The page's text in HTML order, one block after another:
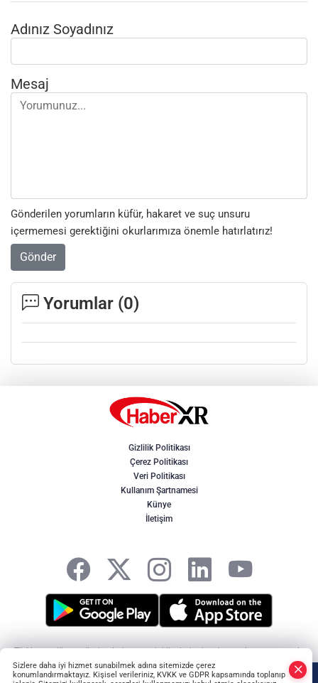
Adınız Soyadınız
Mesaj
Gönderilen yorumların küfür, hakaret ve suç unsuru
içermemesi gerektiğini okurlarımıza önemle hatırlatırız!
Gönder
Yorumlar (0)
Gizlilik Politikası
Çerez Politikası
Veri Politikası
Kullanım Şartnamesi
Künye
İletişim
Türkiye ve dünya gündeminden son dakika haberler, ekonomi, spor, magazin
ve yerel gelişmeler. Doğru, tarafsız ve hızlı haberciliğin adresi HaberXR -
HABER YAZILIMIve TURKTICARET.NET projesidir Copyright© 2006-2026 Tüm
Sizlere daha iyi hizmet sunabilmek adına sitemizde çerez
konumlandırmaktayız. Kişisel verileriniz, KVKK ve GDPR kapsamında toplanıp